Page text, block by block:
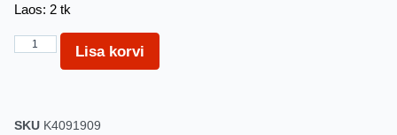
Laos: 2 tk
Lisa korvi
SKU K4091909